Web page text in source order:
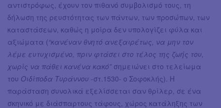
αντιστρόφως, έχουν τον πιθανό συμβολισμό τους, τη
δήλωση της ρευστότητας των πάντων, των προσώπων, των
καταστάσεων, καθώς η μοίρα δεν υπολογίζει φύλα και
αξιώματα (“κανέναν θνητό ανεξαιρέτως, να μην τον
λέμε ευτυχισμένο, πριν φτάσει στο τέλος της ζωής του,
χωρίς να πάθει κανένα κακό” σημειώνει στο τελείωμα
του Οιδίποδα Τυράννου -στ.1530- ο Σοφοκλής). Η
παράσταση συνολικά εξελίσσεται σαν θρίλερ, σε ένα
σκηνικό με διάσπαρτους τάφους, χώρος κατάληξης των